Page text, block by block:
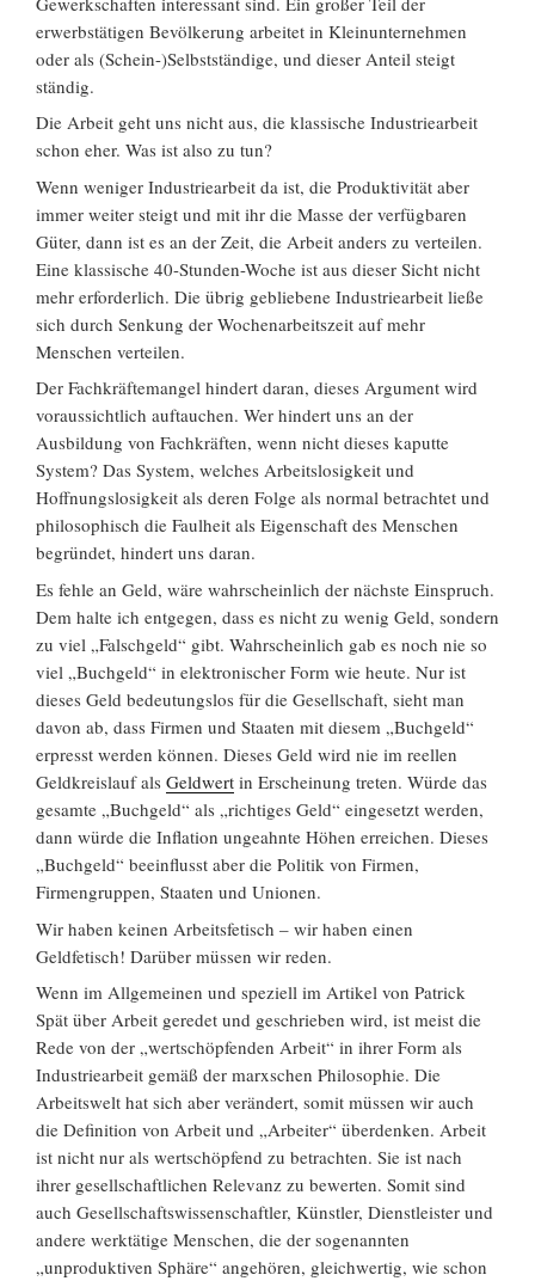
erwerbstätigen Bevölkerung arbeitet in Kleinunternehmen
oder als (Schein-)Selbstständige, und dieser Anteil steigt
ständig.
Die Arbeit geht uns nicht aus, die klassische Industriearbeit
schon eher. Was ist also zu tun?
Wenn weniger Industriearbeit da ist, die Produktivität aber
immer weiter steigt und mit ihr die Masse der verfügbaren
Güter, dann ist es an der Zeit, die Arbeit anders zu verteilen.
Eine klassische 40-Stunden-Woche ist aus dieser Sicht nicht
mehr erforderlich. Die übrig gebliebene Industriearbeit ließe
sich durch Senkung der Wochenarbeitszeit auf mehr
Menschen verteilen.
Der Fachkräftemangel hindert daran, dieses Argument wird
voraussichtlich auftauchen. Wer hindert uns an der
Ausbildung von Fachkräften, wenn nicht dieses kaputte
System? Das System, welches Arbeitslosigkeit und
Hoffnungslosigkeit als deren Folge als normal betrachtet und
philosophisch die Faulheit als Eigenschaft des Menschen
begründet, hindert uns daran.
Es fehle an Geld, wäre wahrscheinlich der nächste Einspruch.
Dem halte ich entgegen, dass es nicht zu wenig Geld, sondern
zu viel „Falschgeld“ gibt. Wahrscheinlich gab es noch nie so
viel „Buchgeld“ in elektronischer Form wie heute. Nur ist
dieses Geld bedeutungslos für die Gesellschaft, sieht man
davon ab, dass Firmen und Staaten mit diesem „Buchgeld“
erpresst werden können. Dieses Geld wird nie im reellen
Geldkreislauf als Geldwert in Erscheinung treten. Würde das
gesamte „Buchgeld“ als „richtiges Geld“ eingesetzt werden,
dann würde die Inflation ungeahnte Höhen erreichen. Dieses
„Buchgeld“ beeinflusst aber die Politik von Firmen,
Firmengruppen, Staaten und Unionen.
Wir haben keinen Arbeitsfetisch – wir haben einen
Geldfetisch! Darüber müssen wir reden.
Wenn im Allgemeinen und speziell im Artikel von Patrick
Spät über Arbeit geredet und geschrieben wird, ist meist die
Rede von der „wertschöpfenden Arbeit“ in ihrer Form als
Industriearbeit gemäß der marxschen Philosophie. Die
Arbeitswelt hat sich aber verändert, somit müssen wir auch
die Definition von Arbeit und „Arbeiter“ überdenken. Arbeit
ist nicht nur als wertschöpfend zu betrachten. Sie ist nach
ihrer gesellschaftlichen Relevanz zu bewerten. Somit sind
auch Gesellschaftswissenschaftler, Künstler, Dienstleister und
andere werktätige Menschen, die der sogenannten
„unproduktiven Sphäre“ angehören, gleichwertig, wie schon